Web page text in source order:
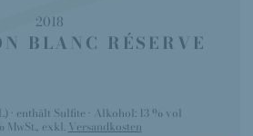
2018
BLANC RÉSERVE
enthält Sulfite Alkohol: 13 % vol
MwSt., exkl. Versandkosten